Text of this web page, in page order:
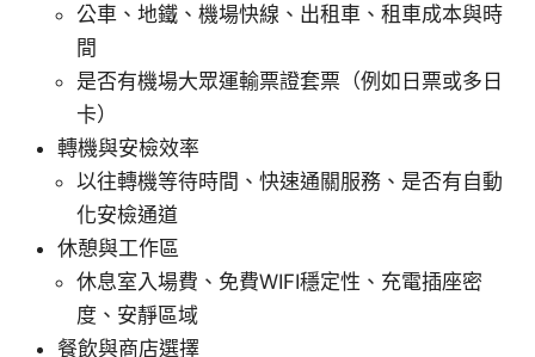
公車、地鐵、機場快線、出租車、租車成本與時
間
是否有機場大眾運輸票證套票（例如日票或多日
卡）
轉機與安檢效率
以往轉機等待時間、快速通關服務、是否有自動
化安檢通道
休憩與工作區
休息室入場費、免費WIFI穩定性、充電插座密
度、安靜區域
餐飲與商店選擇